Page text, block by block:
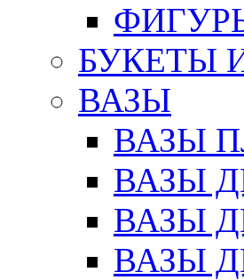
БУКЕТЫ
ВАЗЫ
ВАЗЫ
ВАЗЫ
ВАЗЫ
ВАЗЫ